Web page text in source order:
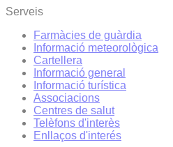
Serveis
Farmàcies de guàrdia
Informació meteorològica
Cartellera
Informació general
Informació turística
Associacions
Centres de salut
Telèfons d'interès
Enllaços d'interés